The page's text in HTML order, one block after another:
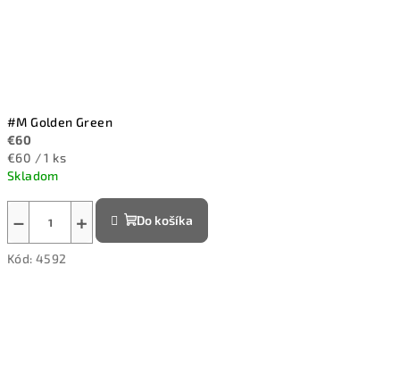
#M Golden Green
€60
Jednotková
cena:
€60 / 1 ks
Skladom
+
− Do košíka
Kód: 4592